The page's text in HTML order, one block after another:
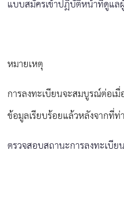
แบบสมัครเข้าปฏิบัติหน้าที่ดูแล
หมายเหตุ
การลงทะเบียนจะสมบูรณ์ต่อเ
ข้อมูลเรียบร้อยแล้วหลังจากที่
ตรวจสอบสถานะการลงทะเบี